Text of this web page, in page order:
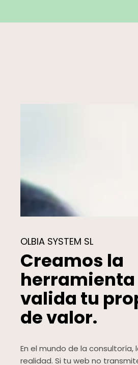
OLBIA SYSTEM SL
Creamos la
herramienta
valida tu
de valor.
En el mundo de la consultoría,
realidad. Si tu web no